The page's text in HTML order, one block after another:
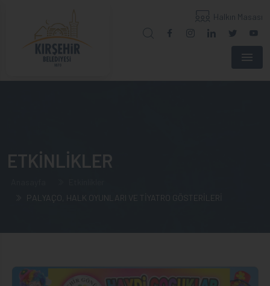
Halkın Masası
Menu
ETKİNLİKLER
PALYAÇO, HALK OYUNLARI VE TİYATRO GÖSTERİLERİ